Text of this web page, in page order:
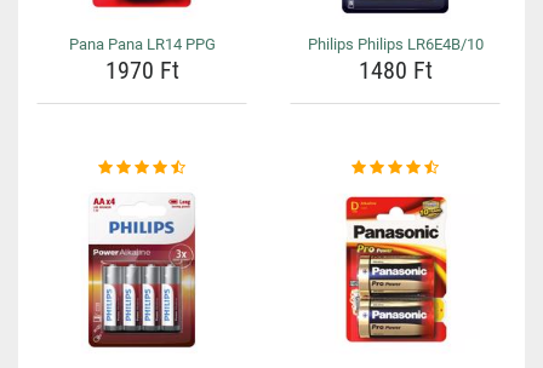
Pana Pana LR14 PPG
1970 Ft
Philips Philips LR6E4B/10
1480 Ft